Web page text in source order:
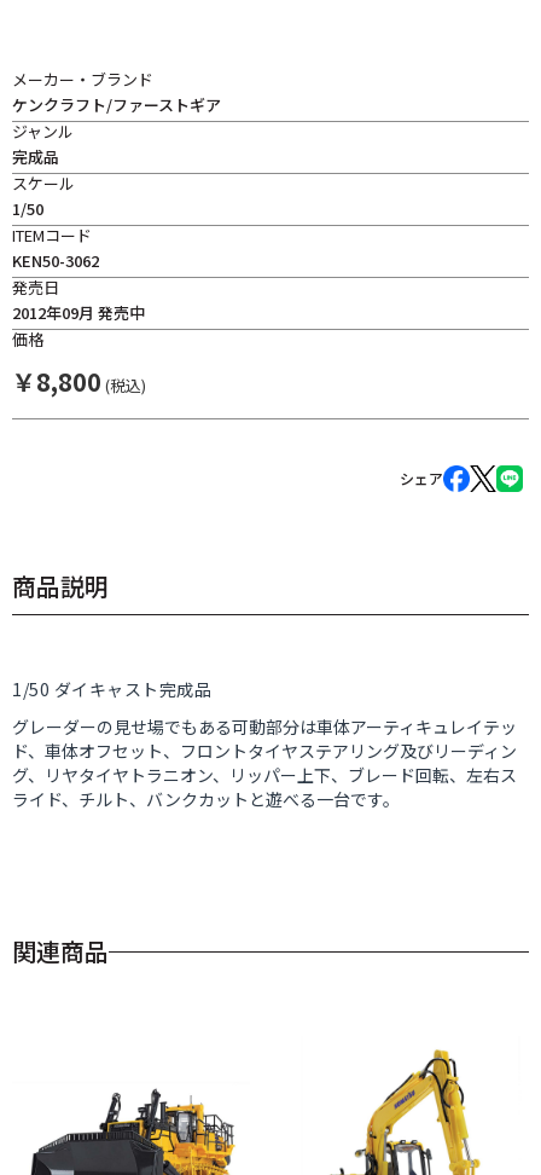
メーカー・ブランド
ケンクラフト/ファーストギア
ジャンル
完成品
スケール
1/50
ITEMコード
KEN50-3062
発売日
2012年09月 発売中
価格
￥8,800 (税込)
シェア
商品説明
1/50 ダイキャスト完成品
グレーダーの見せ場でもある可動部分は車体アーティキュレイテッ
ド、車体オフセット、フロントタイヤステアリング及びリーディン
グ、リヤタイヤトラニオン、リッパー上下、ブレード回転、左右ス
ライド、チルト、バンクカットと遊べる一台です。
関連商品